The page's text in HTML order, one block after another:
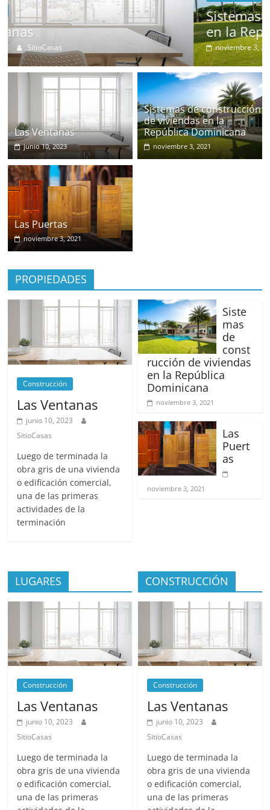
en
República
Dominicana
Sistemas de construcción de viviendas
en la República Dominicana
noviembre 3, 2021
Las Ventanas
junio 10, 2023
Sistemas de construcción
de viviendas en la
República Dominicana
noviembre 3, 2021
Las Puertas
noviembre 3, 2021
PROPIEDADES
Construcción
Las Ventanas
junio 10, 2023
SitioCasas
Luego de terminada la
obra gris de una vivienda
o edificación comercial,
una de las primeras
actividades de la
terminación
Siste
mas
de
const
rucción de viviendas
en la República
Dominicana
noviembre 3, 2021
Las
Puert
as
noviembre 3, 2021
LUGARES
Construcción
Las Ventanas
junio 10, 2023
SitioCasas
Luego de terminada la
obra gris de una vivienda
o edificación comercial,
una de las primeras
CONSTRUCCIÓN
Construcción
Las Ventanas
junio 10, 2023
SitioCasas
Luego de terminada la
obra gris de una vivienda
o edificación comercial,
una de las primeras